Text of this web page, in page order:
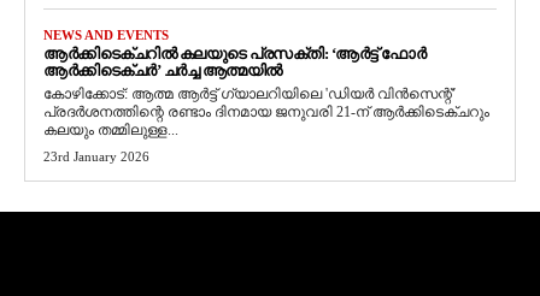
NEWS AND EVENTS
ആർക്കിടെക്ചറിൽ കലയുടെ പ്രസക്തി: ‘ആർട്ട് ഫോർ
ആർക്കിടെക്ചർ’ ചർച്ച ആത്മയിൽ
​കോഴിക്കോട്: ആത്മ ആർട്ട് ഗ്യാലറിയിലെ 'ഡിയർ വിൻസെന്റ്'
പ്രദർശനത്തിന്റെ രണ്ടാം ദിനമായ ജനുവരി 21-ന് ആർക്കിടെക്ചറും
കലയും തമ്മിലുള്ള...
23rd January 2026